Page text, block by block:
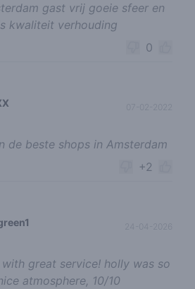
gast vrij goeie sfeer en
kwaliteit verhouding
0
de beste shops in Amsterdam
+2
great service! holly was so
atmosphere, 10/10